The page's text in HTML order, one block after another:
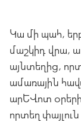
Կա մի պահ,
մաշկիդ վրա,
այնտեղից,
ամառային
արևոտ օրերի
որտեղ